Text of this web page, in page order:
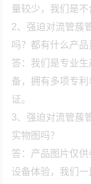
量较少，我们是不
2、强迫对流管蔟
吗？都有什么产品
答：我们是专业
备，拥有多项专
证。
3、强迫对流管蔟
实物图吗？
答：产品图片仅
设备体验，我们